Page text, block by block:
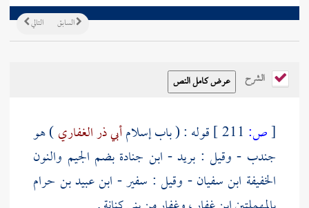
التالي السابق
الشرح
[ص: قوله : ( باب إسلامأبي ذر الغفاري) هو
جندب - وقيل : بريد - ابن جنادة بضم الجيم والنون
الخفيفة ابن سفيان- وقيل : سفير - ابن عبيد بن حرام